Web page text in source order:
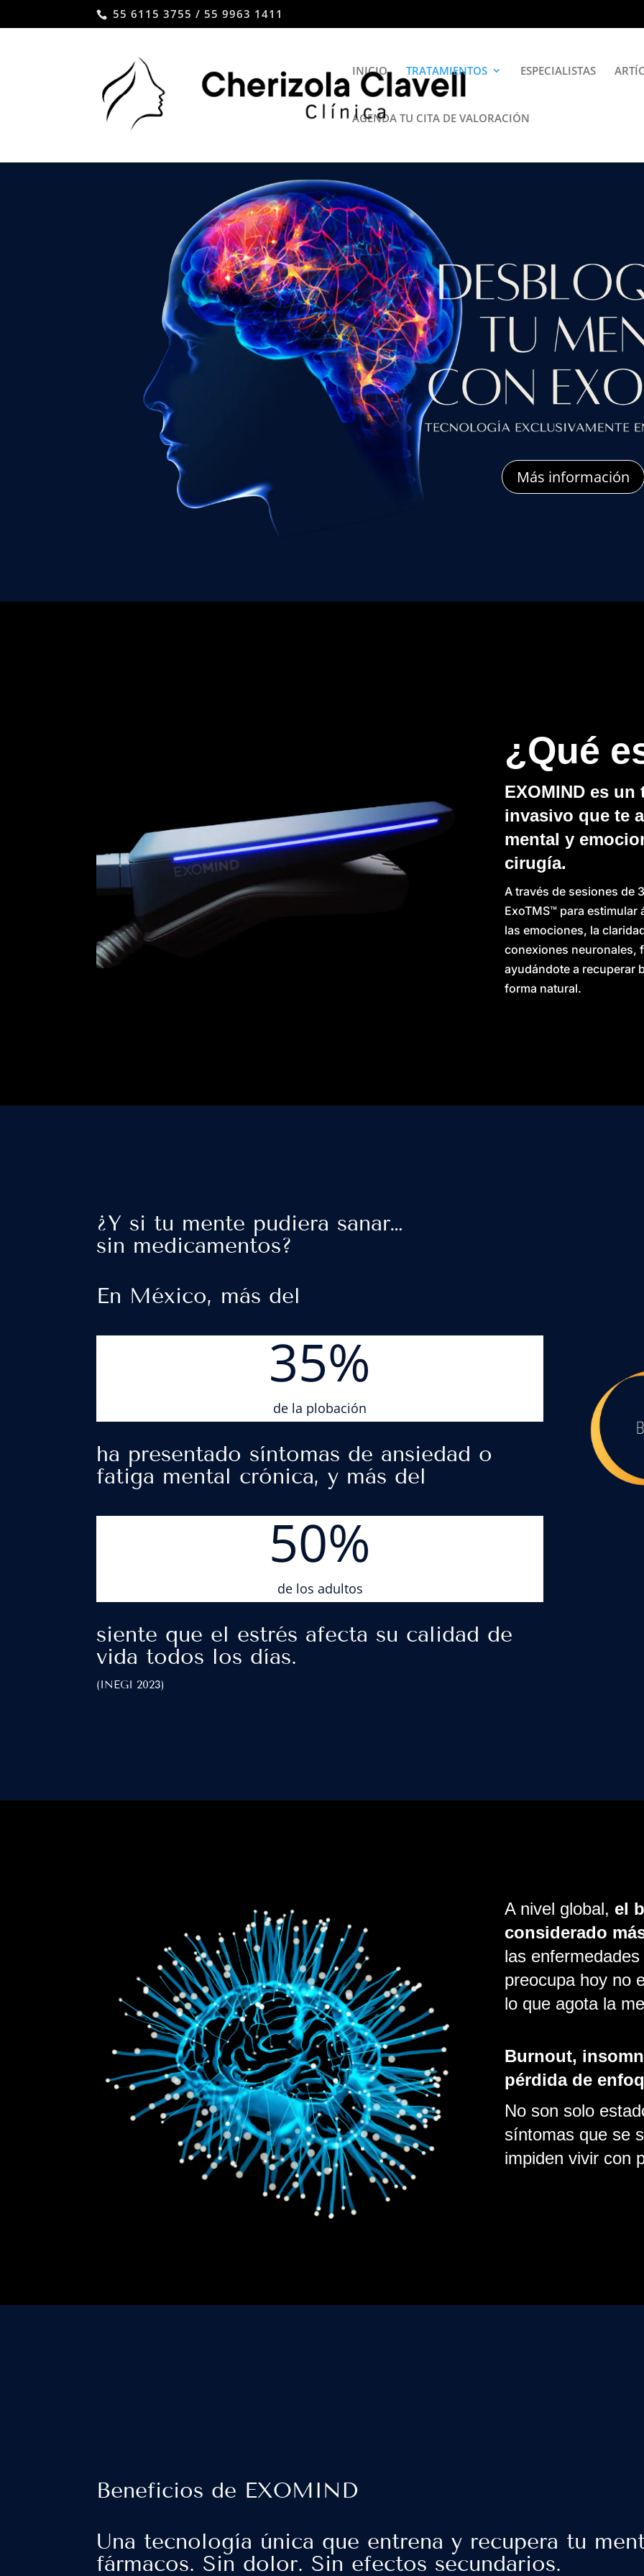
55 6115 3755 / 55 9963 1411
INICIO TRATAMIENTOS ESPECIALISTAS
AGENDA TU CITA DE VALORACIÓN
Más información
¿Qué
EXOMIND es
invasivo que te
mental y
cirugía.
A través de sesiones de
ExoTMS™ para
las emociones, la
conexiones neuronales,
ayudándote a recuperar
forma natural.
¿Y si tu mente pudiera sanar…
sin medicamentos?
En México, más del
35%
de la plobación
ha presentado síntomas de ansiedad o
fatiga mental crónica, y más del
50%
de los adultos
siente que el estrés afecta su calidad de
vida todos los días.
(INEGI 2023)
A nivel global, el
considerado
las
preocupa hoy no
lo que agota la
Burnout,
pérdida de
No son solo
síntomas que se
impiden vivir con
Beneficios de EXOMIND
Una tecnología única que entrena y recupera tu
fármacos. Sin dolor. Sin efectos secundarios.